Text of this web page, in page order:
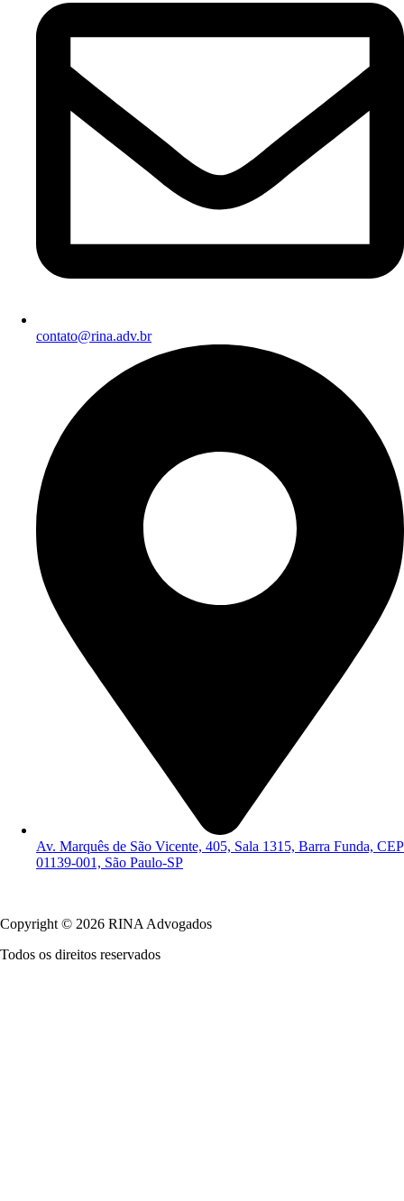
contato@rina.adv.br
Av. Marquês de São Vicente, 405, Sala 1315, Barra Funda, CEP
01139-001, São Paulo-SP
Copyright © 2026 RINA Advogados
Todos os direitos reservados